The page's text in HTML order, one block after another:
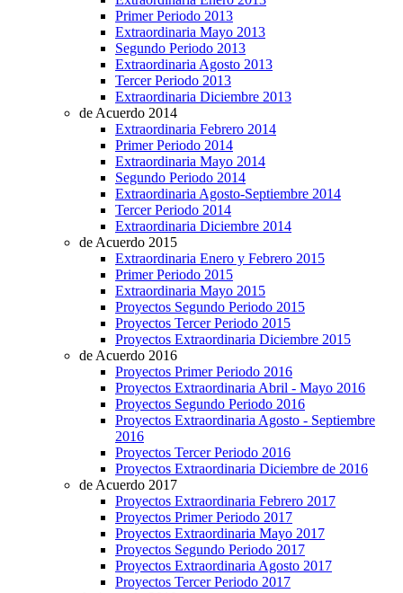
Primer Periodo 2013
Extraordinaria Mayo 2013
Segundo Periodo 2013
Extraordinaria Agosto 2013
Tercer Periodo 2013
Extraordinaria Diciembre 2013
de Acuerdo 2014
Extraordinaria Febrero 2014
Primer Periodo 2014
Extraordinaria Mayo 2014
Segundo Periodo 2014
Extraordinaria Agosto-Septiembre 2014
Tercer Periodo 2014
Extraordinaria Diciembre 2014
de Acuerdo 2015
Extraordinaria Enero y Febrero 2015
Primer Periodo 2015
Extraordinaria Mayo 2015
Proyectos Segundo Periodo 2015
Proyectos Tercer Periodo 2015
Proyectos Extraordinaria Diciembre 2015
de Acuerdo 2016
Proyectos Primer Periodo 2016
Proyectos Extraordinaria Abril - Mayo 2016
Proyectos Segundo Periodo 2016
Proyectos Extraordinaria Agosto - Septiembre
2016
Proyectos Tercer Periodo 2016
Proyectos Extraordinaria Diciembre de 2016
de Acuerdo 2017
Proyectos Extraordinaria Febrero 2017
Proyectos Primer Periodo 2017
Proyectos Extraordinaria Mayo 2017
Proyectos Segundo Periodo 2017
Proyectos Extraordinaria Agosto 2017
Proyectos Tercer Periodo 2017